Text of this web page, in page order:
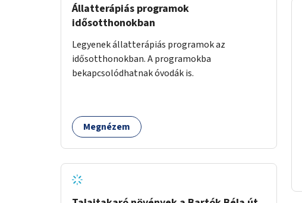
Állatterápiás programok
idősotthonokban
Legyenek állatterápiás programok az
idősotthonokban. A programokba
bekapcsolódhatnak óvodák is.
Megnézem